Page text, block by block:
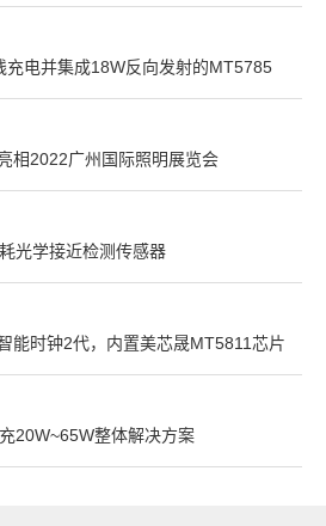
电并集成18W反向发射的MT5785
相2022广州国际照明展览会
光学接近检测传感器
能时钟2代，内置美芯晟MT5811芯片
20W~65W整体解决方案